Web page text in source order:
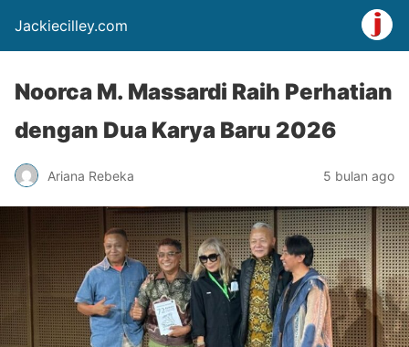
Jackiecilley.com
Noorca M. Massardi Raih Perhatian
dengan Dua Karya Baru 2026
Ariana Rebeka 5 bulan ago